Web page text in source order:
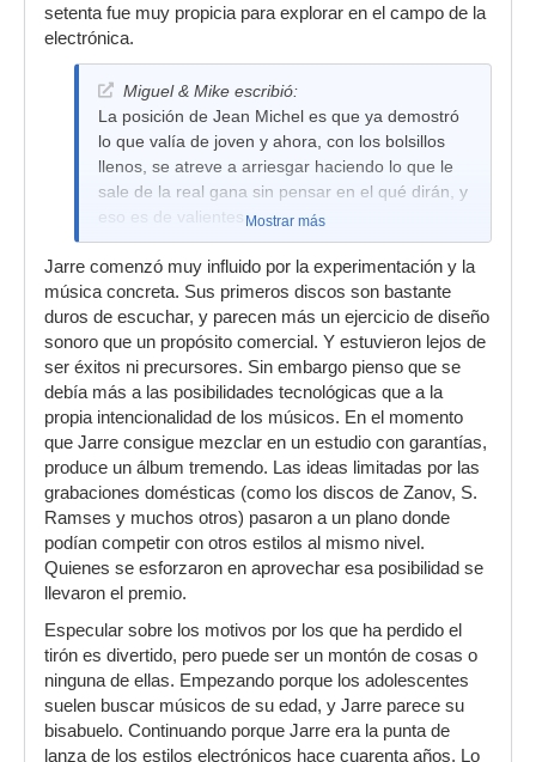
setenta fue muy propicia para explorar en el campo de la
electrónica.
Miguel & Mike escribió:
La posición de Jean Michel es que ya demostró
lo que valía de joven y ahora, con los bolsillos
llenos, se atreve a arriesgar haciendo lo que le
sale de la real gana sin pensar en el qué dirán, y
eso es de valientes.Mostrar más
Jarre comenzó muy influido por la experimentación y la
música concreta. Sus primeros discos son bastante
duros de escuchar, y parecen más un ejercicio de diseño
sonoro que un propósito comercial. Y estuvieron lejos de
ser éxitos ni precursores. Sin embargo pienso que se
debía más a las posibilidades tecnológicas que a la
propia intencionalidad de los músicos. En el momento
que Jarre consigue mezclar en un estudio con garantías,
produce un álbum tremendo. Las ideas limitadas por las
grabaciones domésticas (como los discos de Zanov, S.
Ramses y muchos otros) pasaron a un plano donde
podían competir con otros estilos al mismo nivel.
Quienes se esforzaron en aprovechar esa posibilidad se
llevaron el premio.
Especular sobre los motivos por los que ha perdido el
tirón es divertido, pero puede ser un montón de cosas o
ninguna de ellas. Empezando porque los adolescentes
suelen buscar músicos de su edad, y Jarre parece su
bisabuelo. Continuando porque Jarre era la punta de
lanza de los estilos electrónicos hace cuarenta años. Lo